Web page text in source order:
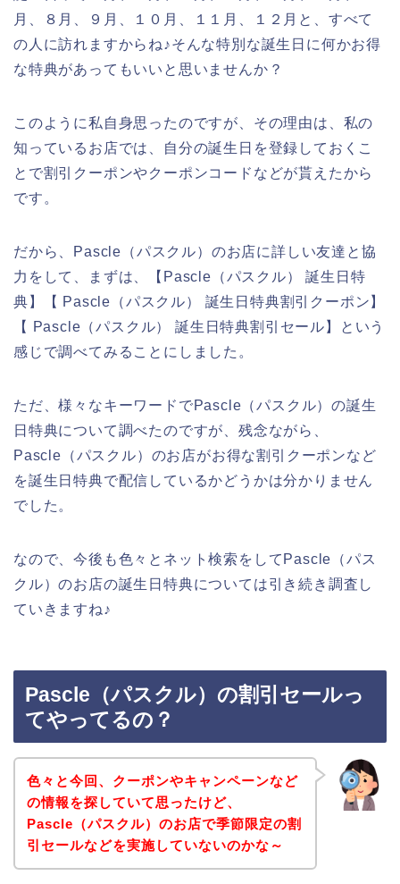
月、８月、９月、１０月、１１月、１２月と、すべて
の人に訪れますからね♪そんな特別な誕生日に何かお得
な特典があってもいいと思いませんか？
このように私自身思ったのですが、その理由は、私の
知っているお店では、自分の誕生日を登録しておくこ
とで割引クーポンやクーポンコードなどが貰えたから
です。
だから、Pascle（パスクル）のお店に詳しい友達と協
力をして、まずは、【Pascle（パスクル） 誕生日特
典】【 Pascle（パスクル） 誕生日特典割引クーポン】
【 Pascle（パスクル） 誕生日特典割引セール】という
感じで調べてみることにしました。
ただ、様々なキーワードでPascle（パスクル）の誕生
日特典について調べたのですが、残念ながら、
Pascle（パスクル）のお店がお得な割引クーポンなど
を誕生日特典で配信しているかどうかは分かりません
でした。
なので、今後も色々とネット検索をしてPascle（パス
クル）のお店の誕生日特典については引き続き調査し
ていきますね♪
Pascle（パスクル）の割引セールっ
てやってるの？
色々と今回、クーポンやキャンペーンなど
の情報を探していて思ったけど、
Pascle（パスクル）のお店で季節限定の割
引セールなどを実施していないのかな～